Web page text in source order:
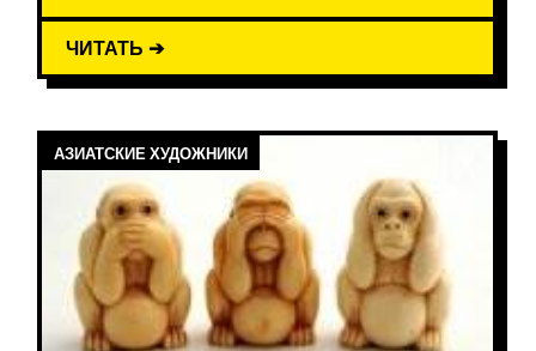
ЧИТАТЬ ➔
АЗИАТСКИЕ ХУДОЖНИКИ